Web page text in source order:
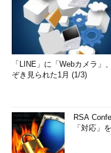
「LINE」に「Webカメラ」
ぞき見られた1月 (1/3)
RSA
「対応」